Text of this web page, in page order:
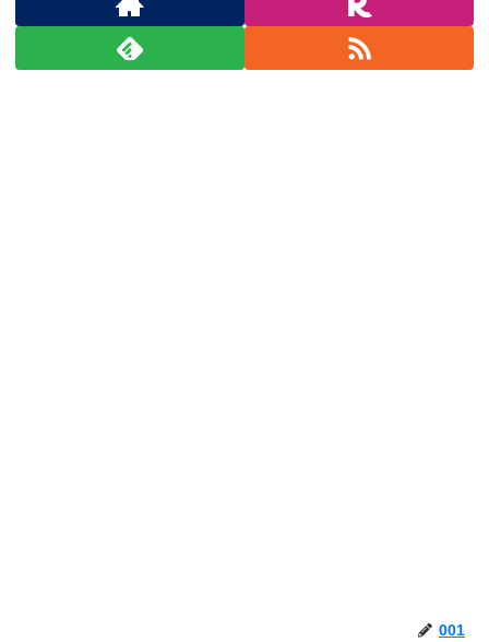
001